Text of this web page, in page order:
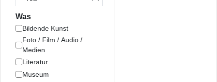
Was
Bildende Kunst
Foto / Film / Audio /
Medien
Literatur
Museum